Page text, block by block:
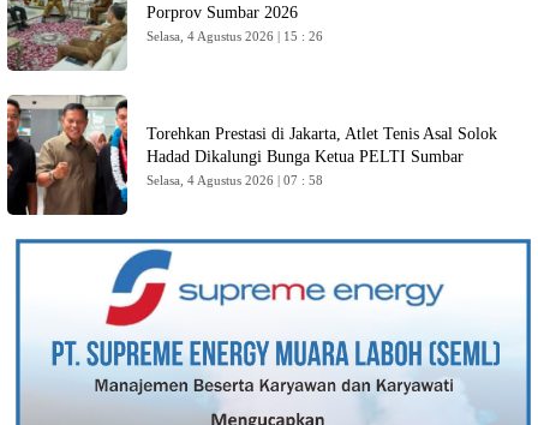
Porprov Sumbar 2026
Selasa, 4 Agustus 2026 | 15 : 26
Torehkan Prestasi di Jakarta, Atlet Tenis Asal Solok
Hadad Dikalungi Bunga Ketua PELTI Sumbar
Selasa, 4 Agustus 2026 | 07 : 58